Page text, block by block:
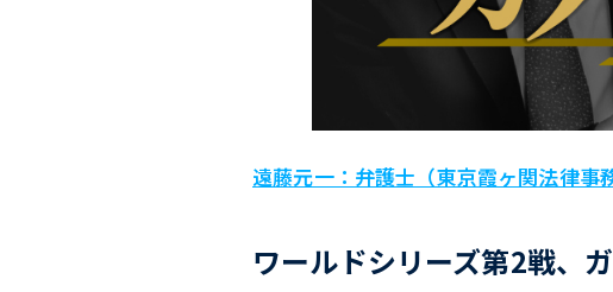
遠藤元一：弁護士（東京霞ヶ関法律事
ワールドシリーズ第2戦、